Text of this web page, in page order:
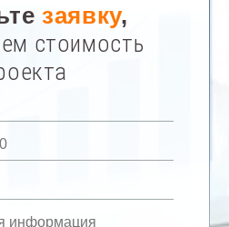
заявку,
стоимость